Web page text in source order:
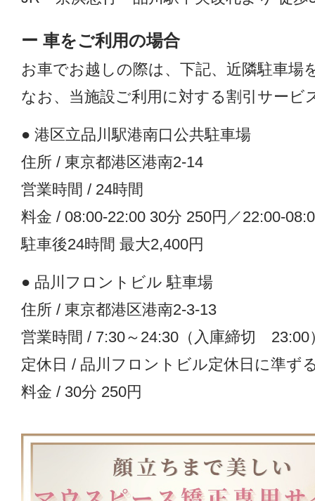
ー 車をご利用の場合
お車でお越しの際は、下記、近隣駐車場
なお、当施設ご利用に対する割引サービ
● 港区立品川駅港南口公共駐車場
住所 / 東京都港区港南2-14
営業時間 / 24時間
料金 / 08:00-22:00 30分 250円／22:00-
駐車後24時間 最大2,400円
● 品川フロントビル 駐車場
住所 / 東京都港区港南2-3-13
営業時間 / 7:30～24:30（入庫締切 23:00
定休日 / 品川フロントビル定休日に準ず
料金 / 30分 250円